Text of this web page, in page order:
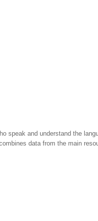
speak and understand the
data from the main